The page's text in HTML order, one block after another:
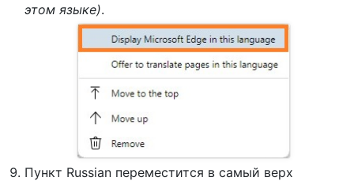
этом языке).
Пункт Russian переместится в самый верх